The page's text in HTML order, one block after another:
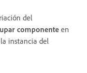
del
componente en
instancia del